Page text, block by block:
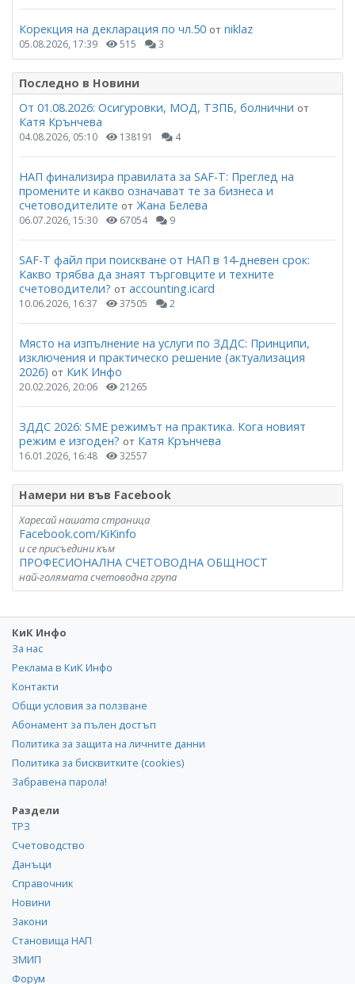
Корекция на декларация по чл.50 от niklaz
05.08.2026, 17:39 515 3
Последно в Новини
От 01.08.2026: Осигуровки, МОД, ТЗПБ, болнични от
Катя Крънчева
04.08.2026, 05:10 138191 4
НАП финализира правилата за SAF-T: Преглед на
промените и какво означават те за бизнеса и
счетоводителите от Жана Белева
06.07.2026, 15:30 67054 9
SAF-T файл при поискване от НАП в 14-дневен срок:
Какво трябва да знаят търговците и техните
счетоводители? от accounting.icard
10.06.2026, 16:37 37505 2
Място на изпълнение на услуги по ЗДДС: Принципи,
изключения и практическо решение (актуализация
2026) от КиК Инфо
20.02.2026, 20:06 21265
ЗДДС 2026: SME режимът на практика. Кога новият
режим е изгоден? от Катя Крънчева
16.01.2026, 16:48 32557
Намери ни във Facebook
Харесай нашата страница
Facebook.com/KiKinfo
и се присъедини към
ПРОФЕСИОНАЛНА СЧЕТОВОДНА ОБЩНОСТ
най-голямата счетоводна група
КиК Инфо
За нас
Реклама в КиК Инфо
Контакти
Общи условия за ползване
Абонамент за пълен достъп
Политика за защита на личните данни
Политика за бисквитките (cookies)
Забравена парола!
Раздели
ТРЗ
Счетоводство
Данъци
Справочник
Новини
Закони
Становища НАП
ЗМИП
Форум